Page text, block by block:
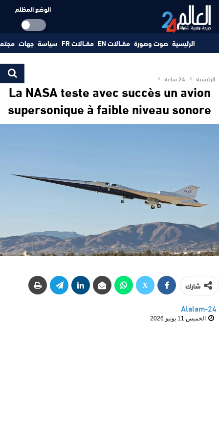
الوضع المظلم
الرئيسية صوت وصورة مقــالات EN مقــالات FR سياسة جهات
الرئيسية 24 ساعة
La NASA teste avec succès un avion
supersonique à faible niveau sonore
شارك
Alalam-24
الخميس 11 يونيو 2026